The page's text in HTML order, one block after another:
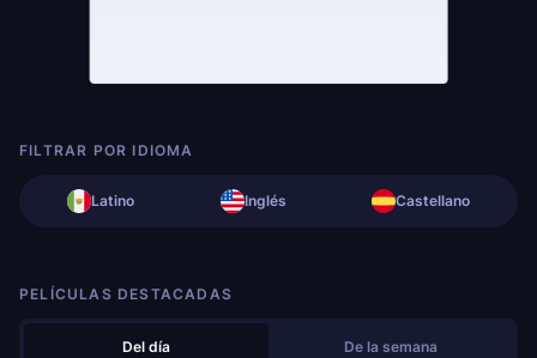
FILTRAR POR IDIOMA
Latino Inglés Castellano
PELÍCULAS DESTACADAS
Del día De la semana